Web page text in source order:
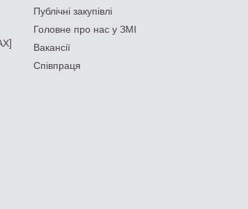
Публічні закупівлі
Головне про нас у ЗМІ
Вакансії
Співпраця